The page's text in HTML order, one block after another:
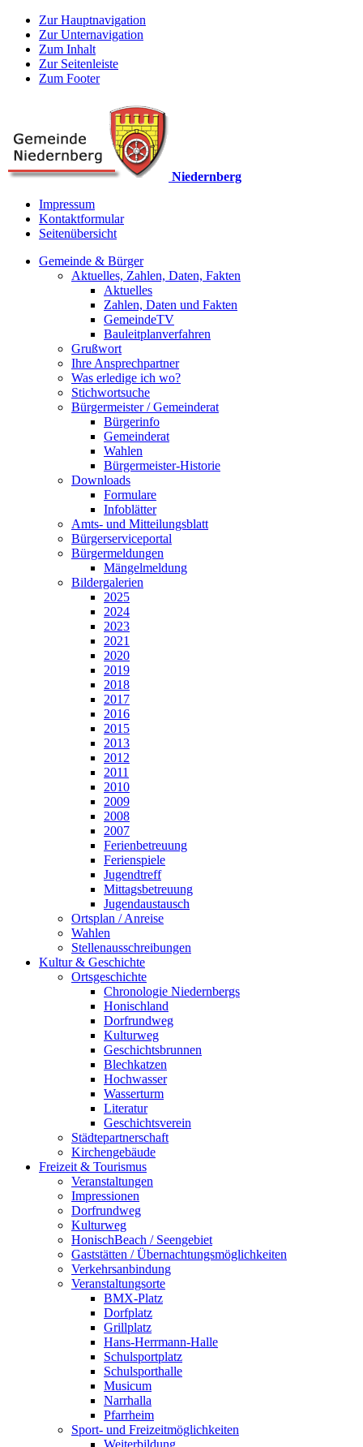
Zur Hauptnavigation
Zur Unternavigation
Zum Inhalt
Zur Seitenleiste
Zum Footer
Niedernberg
Impressum
Kontaktformular
Seitenübersicht
Gemeinde & Bürger
Aktuelles, Zahlen, Daten, Fakten
Aktuelles
Zahlen, Daten und Fakten
GemeindeTV
Bauleitplanverfahren
Grußwort
Ihre Ansprechpartner
Was erledige ich wo?
Stichwortsuche
Bürgermeister / Gemeinderat
Bürgerinfo
Gemeinderat
Wahlen
Bürgermeister-Historie
Downloads
Formulare
Infoblätter
Amts- und Mitteilungsblatt
Bürgerserviceportal
Bürgermeldungen
Mängelmeldung
Bildergalerien
2025
2024
2023
2021
2020
2019
2018
2017
2016
2015
2013
2012
2011
2010
2009
2008
2007
Ferienbetreuung
Ferienspiele
Jugendtreff
Mittagsbetreuung
Jugendaustausch
Ortsplan / Anreise
Wahlen
Stellenausschreibungen
Kultur & Geschichte
Ortsgeschichte
Chronologie Niedernbergs
Honischland
Dorfrundweg
Kulturweg
Geschichtsbrunnen
Blechkatzen
Hochwasser
Wasserturm
Literatur
Geschichtsverein
Städtepartnerschaft
Kirchengebäude
Freizeit & Tourismus
Veranstaltungen
Impressionen
Dorfrundweg
Kulturweg
HonischBeach / Seengebiet
Gaststätten / Übernachtungsmöglichkeiten
Verkehrsanbindung
Veranstaltungsorte
BMX-Platz
Dorfplatz
Grillplatz
Hans-Herrmann-Halle
Schulsportplatz
Schulsporthalle
Musicum
Narrhalla
Pfarrheim
Sport- und Freizeitmöglichkeiten
Weiterbildung